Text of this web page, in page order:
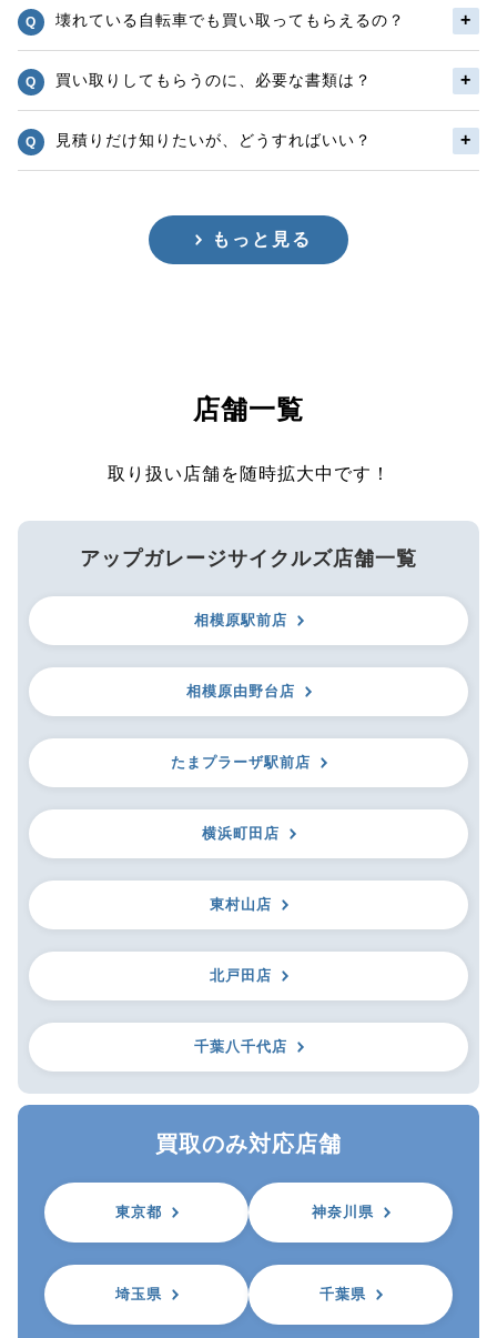
壊れている自転車でも買い取ってもらえるの？
買い取りしてもらうのに、必要な書類は？
見積りだけ知りたいが、どうすればいい？
もっと見る
店舗一覧
取り扱い店舗を随時拡大中です！
アップガレージサイクルズ店舗一覧
相模原駅前店
相模原由野台店
たまプラーザ駅前店
横浜町田店
東村山店
北戸田店
千葉八千代店
買取のみ対応店舗
東京都 神奈川県
埼玉県 千葉県